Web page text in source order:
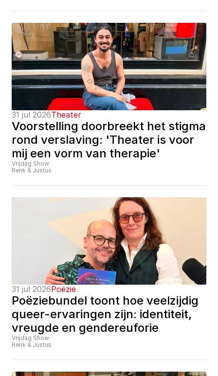
31 jul 2026Theater
Voorstelling doorbreekt het stigma
rond verslaving: 'Theater is voor
mij een vorm van therapie'
Vrijdag Show
Renk & Justus
31 jul 2026Poëzie
Poëziebundel toont hoe veelzijdig
queer-ervaringen zijn: identiteit,
vreugde en gendereuforie
Vrijdag Show
Renk & Justus